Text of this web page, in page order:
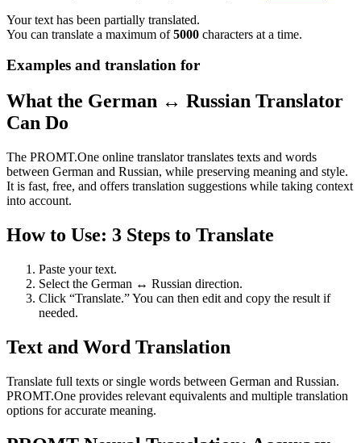
Your text has been partially translated.
You can translate a maximum of5000 characters at a time.
Examples and translation for
What the German ↔ Russian Translator
Can Do
The PROMT.One online translator translates texts and words
between German and Russian, while preserving meaning and style.
It is fast, free, and offers translation suggestions while taking context
into account.
How to Use: 3 Steps to Translate
Paste your text.
Select the German ↔ Russian direction.
Click “Translate.” You can then edit and copy the result if
needed.
Text and Word Translation
Translate full texts or single words between German and Russian.
PROMT.One provides relevant equivalents and multiple translation
options for accurate meaning.